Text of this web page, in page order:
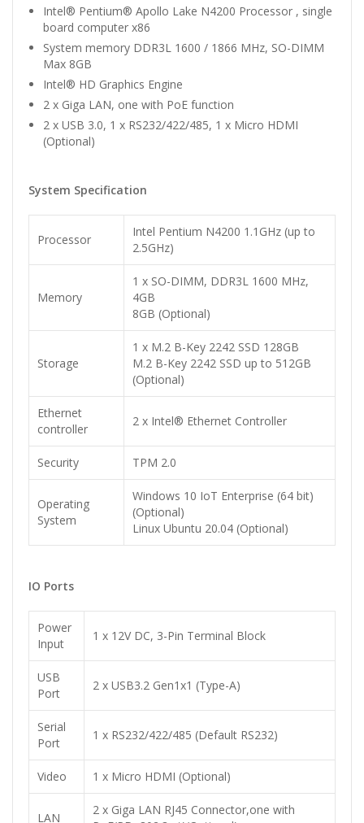
Intel® Pentium® Apollo Lake N4200 Processor , single
board computer x86
System memory DDR3L 1600 / 1866 MHz, SO-DIMM
Max 8GB
Intel® HD Graphics Engine
2 x Giga LAN, one with PoE function
2 x USB 3.0, 1 x RS232/422/485, 1 x Micro HDMI
(Optional)
System Specification
Processor
Intel Pentium N4200 1.1GHz (up to
2.5GHz)
Memory
1 x SO-DIMM, DDR3L 1600 MHz,
4GB
8GB (Optional)
Storage
1 x M.2 B-Key 2242 SSD 128GB
M.2 B-Key 2242 SSD up to 512GB
(Optional)
Ethernet
controller
2 x Intel® Ethernet Controller
Security TPM 2.0
Operating
System
Windows 10 IoT Enterprise (64 bit)
(Optional)
Linux Ubuntu 20.04 (Optional)
IO Ports
Power
Input
1 x 12V DC, 3-Pin Terminal Block
USB
Port
2 x USB3.2 Gen1x1 (Type-A)
Serial
Port
1 x RS232/422/485 (Default RS232)
Video 1 x Micro HDMI (Optional)
LAN
2 x Giga LAN RJ45 Connector,one with